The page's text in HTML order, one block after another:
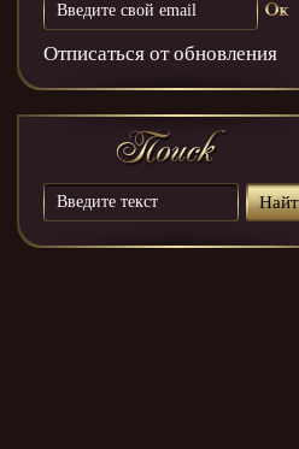
Отписаться от обновления